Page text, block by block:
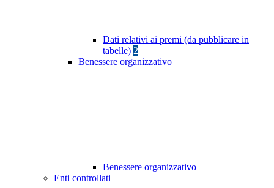
Dati relativi ai premi (da pubblicare in
tabelle) 2
Benessere organizzativo
Benessere organizzativo
Enti controllati